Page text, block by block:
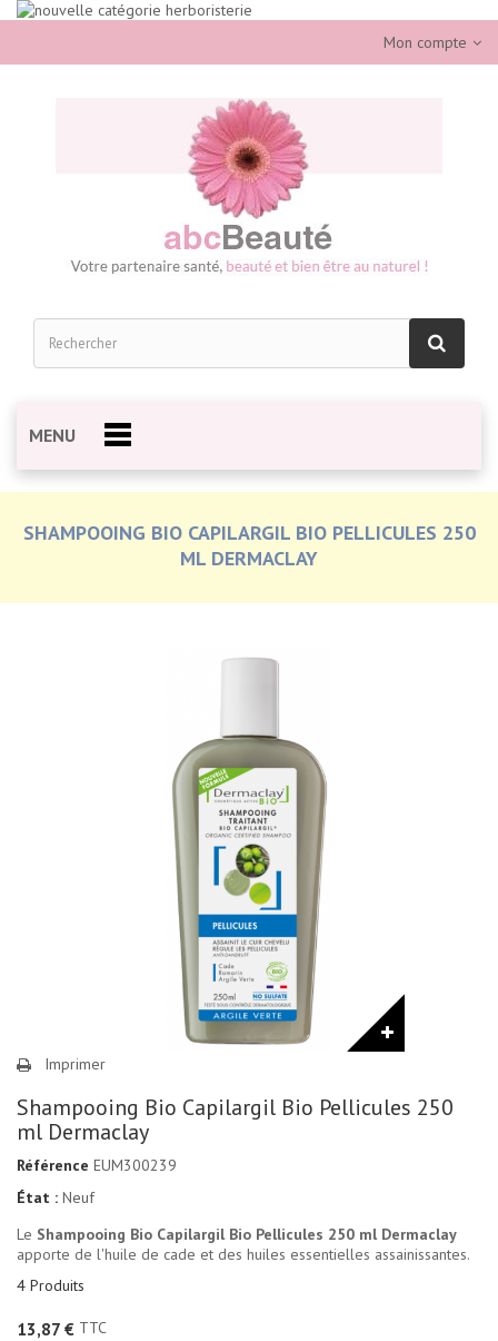
Mon compte
MENU
SHAMPOOING BIO CAPILARGIL BIO PELLICULES 250
ML DERMACLAY
Imprimer
Shampooing Bio Capilargil Bio Pellicules 250
ml Dermaclay
Référence EUM300239
État : Neuf
Le Shampooing Bio Capilargil Bio Pellicules 250 ml Dermaclay
apporte de l'huile de cade et des huiles essentielles assainissantes.
4 Produits
13,87 € TTC